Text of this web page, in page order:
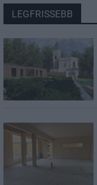
LEGFRISSEBB